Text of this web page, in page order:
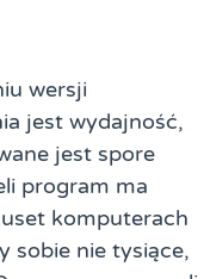
wersji
jest wydajność,
jest spore
program ma
komputerach
sobie nie tysiące,